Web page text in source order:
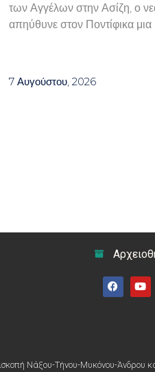
των Αγγέλων στην Ασίζη, ο
απηύθυνε στον Ποντίφικα μια
7 Αυγούστου, 2026
Νάξου-Τήνου-Μυκόνου-Άνδρου